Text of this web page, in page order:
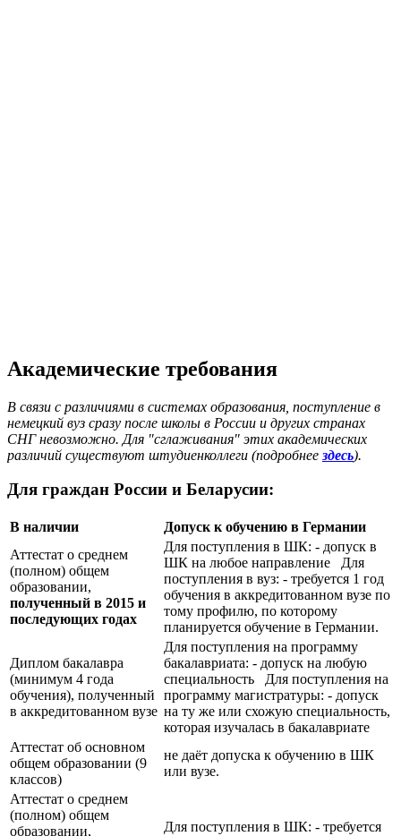
Академические требования
В связи с различиями в системах образования, поступление в
немецкий вуз сразу после школы в России и других странах
СНГ невозможно. Для "сглаживания" этих академических
различий существуют штудиенколлеги (подробнее здесь).
Для граждан России и Беларусии:
В наличии
Допуск к обучению в Германии
Аттестат о среднем
(полном) общем
образовании,
полученный в 2015 и
последующих годах
Для поступления в ШК: - допуск в
ШК на любое направление Для
поступления в вуз: - требуется 1 год
обучения в аккредитованном вузе по
тому профилю, по которому
планируется обучение в Германии.
Диплом бакалавра
(минимум 4 года
обучения), полученный
в аккредитованном вузе
Для поступления на программу
бакалавриата: - допуск на любую
специальность Для поступления на
программу магистратуры: - допуск
на ту же или схожую специальность,
которая изучалась в бакалавриате
Аттестат об основном
общем образовании (9
классов)
не даёт допуска к обучению в ШК
или вузе.
Аттестат о среднем
(полном) общем
образовании,
Для поступления в ШК: - требуется